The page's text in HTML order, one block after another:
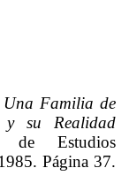
Una Familia de
su Realidad
de Estudios
Página 37.